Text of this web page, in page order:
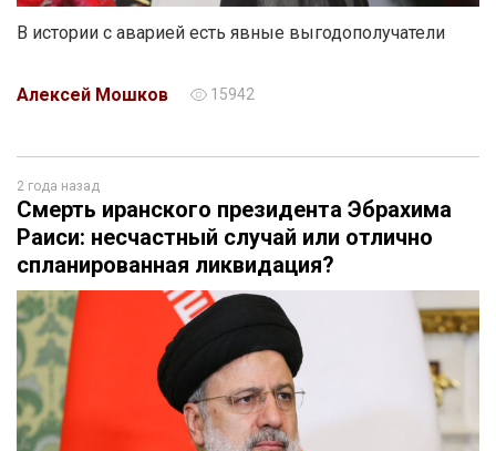
В истории с аварией есть явные выгодополучатели
Алексей Мошков 15942
2 года назад
Смерть иранского президента Эбрахима
Раиси: несчастный случай или отлично
спланированная ликвидация?